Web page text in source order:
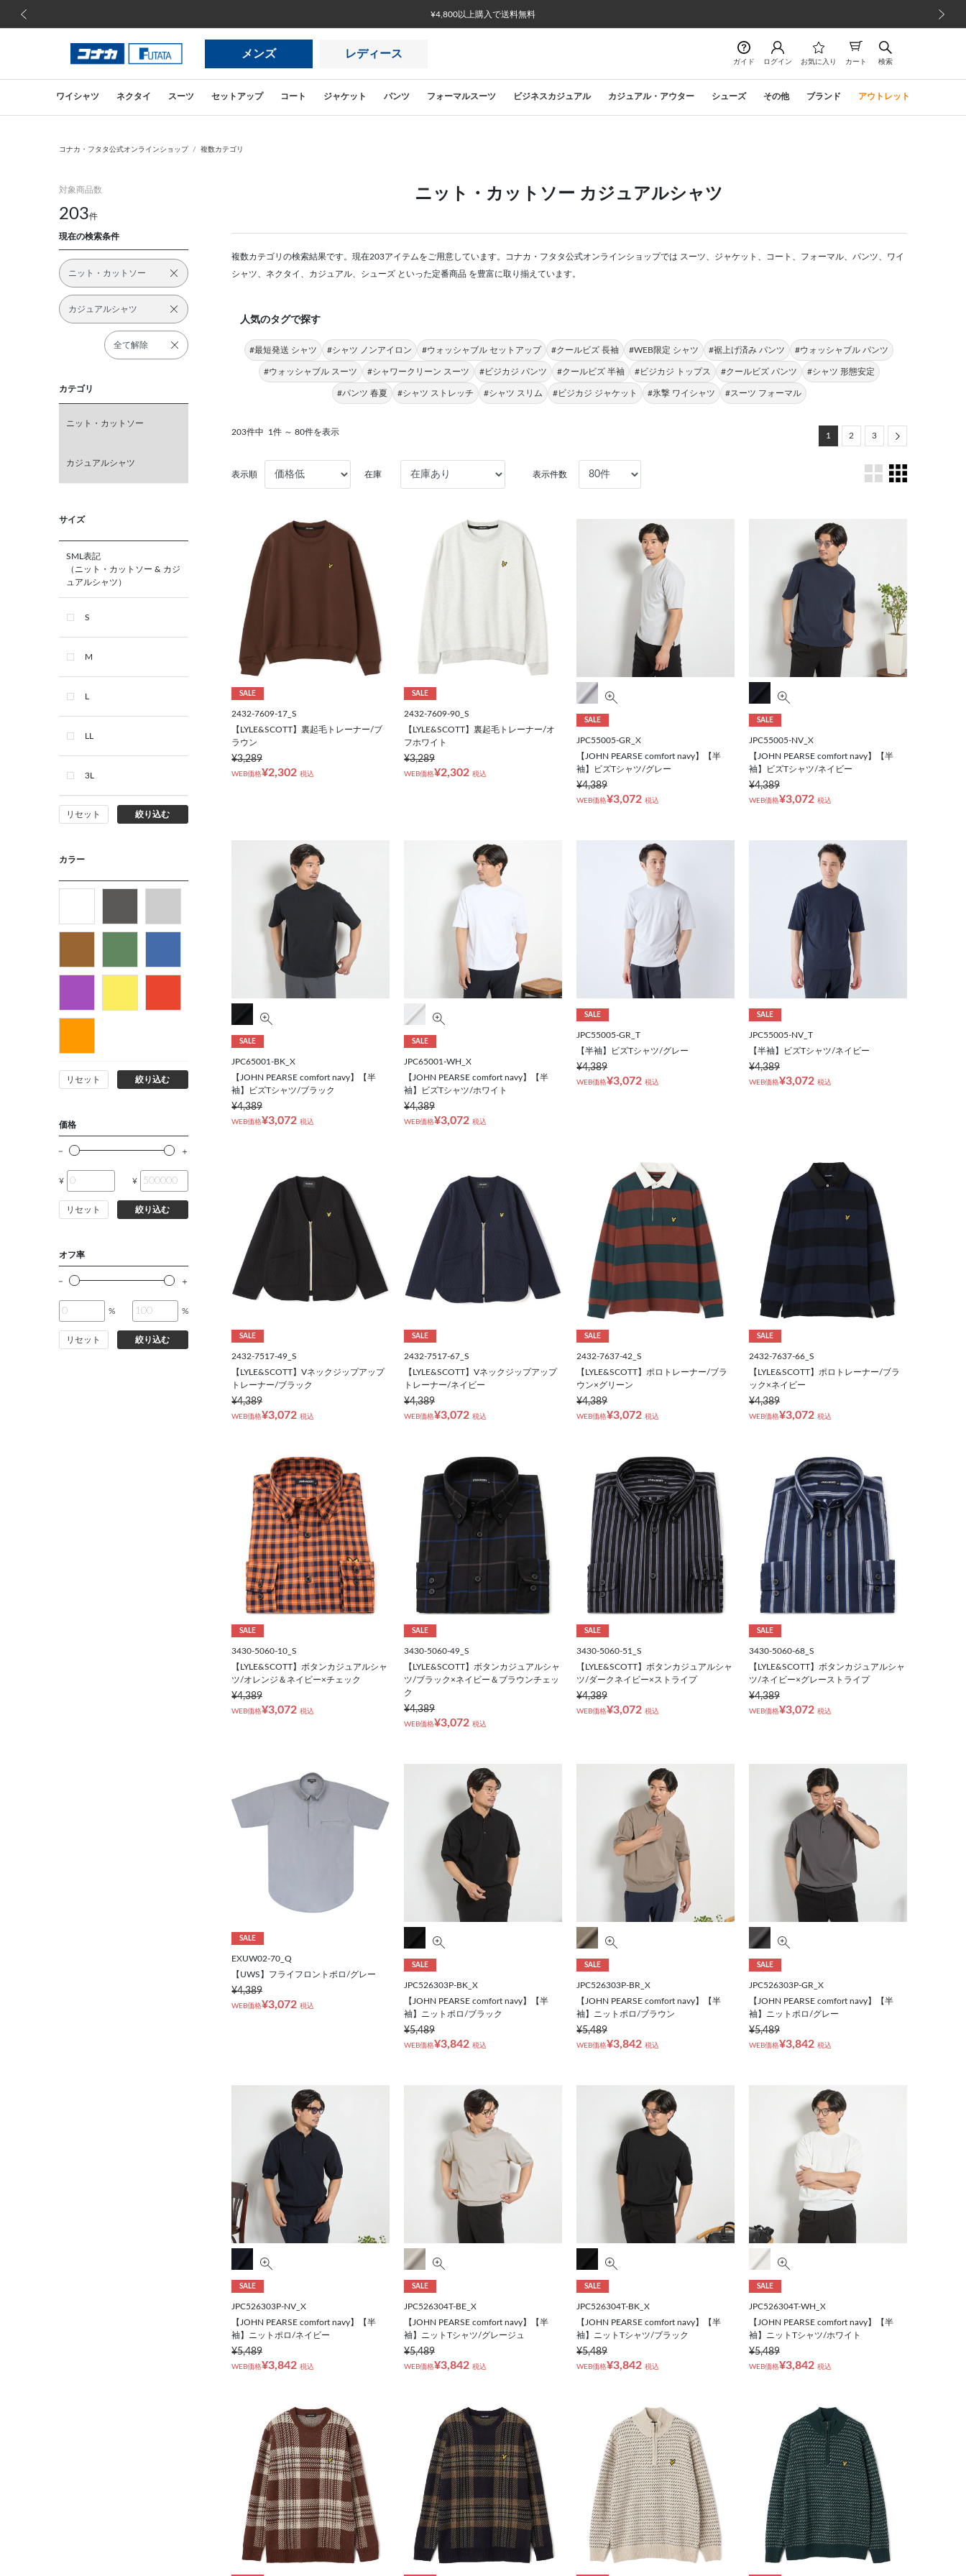
¥4,800以上購入で送料無料
メンズ レディース
ガイド ログイン お気に入り カート 検索
ワイシャツ ネクタイ スーツ セットアップ コート ジャケット パンツ フォーマルスーツ ビジネスカジュアル カジュアル・アウター シューズ その他 ブランド アウトレット
コナカ・フタタ公式オンラインショップ 複数カテゴリ
対象商品数
203件
現在の検索条件
ニット・カットソー
カジュアルシャツ
全て解除
カテゴリ
ニット・カットソー
カジュアルシャツ
サイズ
SML表記
（ニット・カットソー & カジ
ュアルシャツ）
S
M
L
LL
3L
リセット 絞り込む
カラー
リセット 絞り込む
価格
¥ ¥
リセット 絞り込む
オフ率
% %
リセット 絞り込む
ニット・カットソー カジュアルシャツ
複数カテゴリの検索結果です。現在203アイテムをご用意しています。コナカ・フタタ公式オンラインショップでは スーツ、ジャケット、コート、フォーマル、パンツ、ワイ
シャツ、ネクタイ、カジュアル、シューズ といった定番商品 を豊富に取り揃えています。
人気のタグで探す
#最短発送 シャツ #シャツ ノンアイロン #ウォッシャブル セットアップ #クールビズ 長袖 #WEB限定 シャツ #裾上げ済み パンツ #ウォッシャブル パンツ
#ウォッシャブル スーツ #シャワークリーン スーツ #ビジカジ パンツ #クールビズ 半袖 #ビジカジ トップス #クールビズ パンツ #シャツ 形態安定
#パンツ 春夏 #シャツ ストレッチ #シャツ スリム #ビジカジ ジャケット #氷撃 ワイシャツ #スーツ フォーマル
203件中 1件 ～ 80件を表示 1 2 3 Next
表示順 在庫 表示件数
SALE
2432-7609-17_S
【LYLE&SCOTT】裏起毛トレーナー/ブ
ラウン
¥3,289
WEB価格¥2,302 税込
SALE
2432-7609-90_S
【LYLE&SCOTT】裏起毛トレーナー/オ
フホワイト
¥3,289
WEB価格¥2,302 税込
SALE
JPC55005-GR_X
【JOHN PEARSE comfort navy】【半
袖】ビズTシャツ/グレー
¥4,389
WEB価格¥3,072 税込
SALE
JPC55005-NV_X
【JOHN PEARSE comfort navy】【半
袖】ビズTシャツ/ネイビー
¥4,389
WEB価格¥3,072 税込
SALE
JPC65001-BK_X
【JOHN PEARSE comfort navy】【半
袖】ビズTシャツ/ブラック
¥4,389
WEB価格¥3,072 税込
SALE
JPC65001-WH_X
【JOHN PEARSE comfort navy】【半
袖】ビズTシャツ/ホワイト
¥4,389
WEB価格¥3,072 税込
SALE
JPC55005-GR_T
【半袖】ビズTシャツ/グレー
¥4,389
WEB価格¥3,072 税込
SALE
JPC55005-NV_T
【半袖】ビズTシャツ/ネイビー
¥4,389
WEB価格¥3,072 税込
SALE
2432-7517-49_S
【LYLE&SCOTT】Vネックジップアップ
トレーナー/ブラック
¥4,389
WEB価格¥3,072 税込
SALE
2432-7517-67_S
【LYLE&SCOTT】Vネックジップアップ
トレーナー/ネイビー
¥4,389
WEB価格¥3,072 税込
SALE
2432-7637-42_S
【LYLE&SCOTT】ポロトレーナー/ブラ
ウン×グリーン
¥4,389
WEB価格¥3,072 税込
SALE
2432-7637-66_S
【LYLE&SCOTT】ポロトレーナー/ブラ
ック×ネイビー
¥4,389
WEB価格¥3,072 税込
SALE
3430-5060-10_S
【LYLE&SCOTT】ボタンカジュアルシャ
ツ/オレンジ＆ネイビー×チェック
¥4,389
WEB価格¥3,072 税込
SALE
3430-5060-49_S
【LYLE&SCOTT】ボタンカジュアルシャ
ツ/ブラック×ネイビー＆ブラウンチェッ
ク
¥4,389
WEB価格¥3,072 税込
SALE
3430-5060-51_S
【LYLE&SCOTT】ボタンカジュアルシャ
ツ/ダークネイビー×ストライプ
¥4,389
WEB価格¥3,072 税込
SALE
3430-5060-68_S
【LYLE&SCOTT】ボタンカジュアルシャ
ツ/ネイビー×グレーストライプ
¥4,389
WEB価格¥3,072 税込
SALE
EXUW02-70_Q
【UWS】フライフロントポロ/グレー
¥4,389
WEB価格¥3,072 税込
SALE
JPC526303P-BK_X
【JOHN PEARSE comfort navy】【半
袖】ニットポロ/ブラック
¥5,489
WEB価格¥3,842 税込
SALE
JPC526303P-BR_X
【JOHN PEARSE comfort navy】【半
袖】ニットポロ/ブラウン
¥5,489
WEB価格¥3,842 税込
SALE
JPC526303P-GR_X
【JOHN PEARSE comfort navy】【半
袖】ニットポロ/グレー
¥5,489
WEB価格¥3,842 税込
SALE
JPC526303P-NV_X
【JOHN PEARSE comfort navy】【半
袖】ニットポロ/ネイビー
¥5,489
WEB価格¥3,842 税込
SALE
JPC526304T-BE_X
【JOHN PEARSE comfort navy】【半
袖】ニットTシャツ/グレージュ
¥5,489
WEB価格¥3,842 税込
SALE
JPC526304T-BK_X
【JOHN PEARSE comfort navy】【半
袖】ニットTシャツ/ブラック
¥5,489
WEB価格¥3,842 税込
SALE
JPC526304T-WH_X
【JOHN PEARSE comfort navy】【半
袖】ニットTシャツ/ホワイト
¥5,489
WEB価格¥3,842 税込